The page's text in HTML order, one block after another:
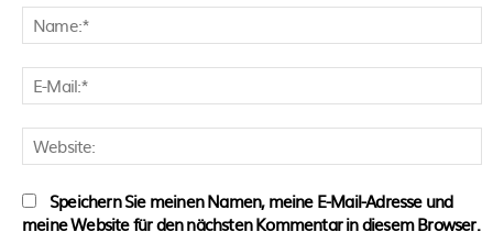
Speichern Sie meinen Namen, meine E-Mail-Adresse und
meine Website für den nächsten Kommentar in diesem Browser.